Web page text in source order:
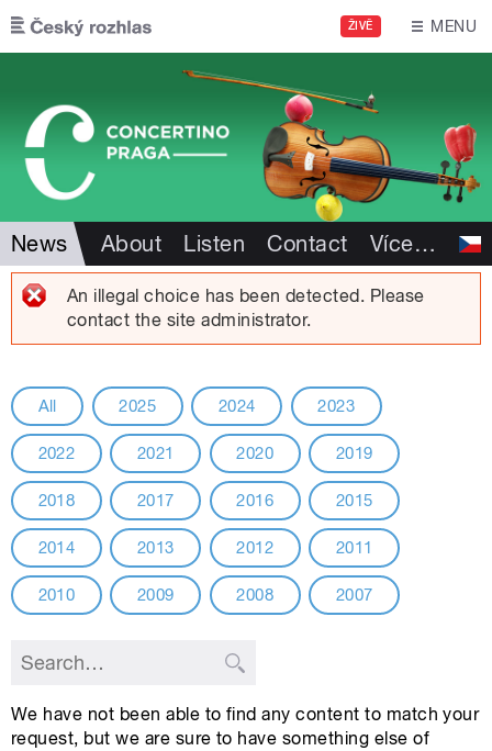
Skip to main content
ŽIVĚ MENU
News About Listen Contact Více…
Error message
An illegal choice has been detected. Please
contact the site administrator.
All 2025 2024 2023
2022 2021 2020 2019
2018 2017 2016 2015
2014 2013 2012 2011
2010 2009 2008 2007
We have not been able to find any content to match your
request, but we are sure to have something else of